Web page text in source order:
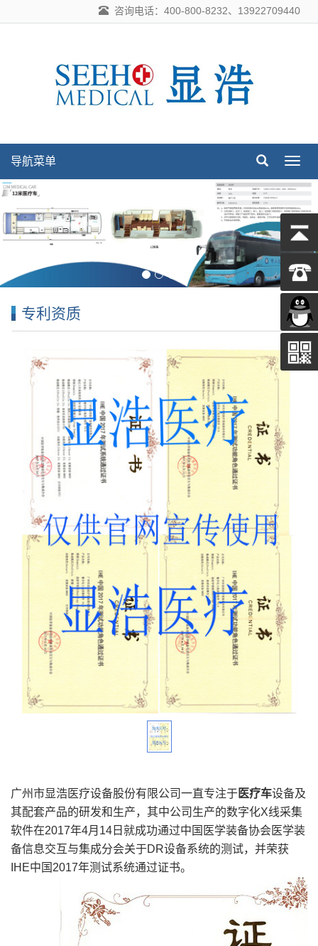
咨询电话：400-800-8232、13922709440
导
航
单
导航菜单
专利资质
广州市显浩医疗设备股份有限公司一直专注于医疗车设备及
其配套产品的研发和生产，其中公司生产的数字化X线采集
软件在2017年4月14日就成功通过中国医学装备协会医学装
备信息交互与集成分会关于DR设备系统的测试，并荣获
IHE中国2017年测试系统通过证书。